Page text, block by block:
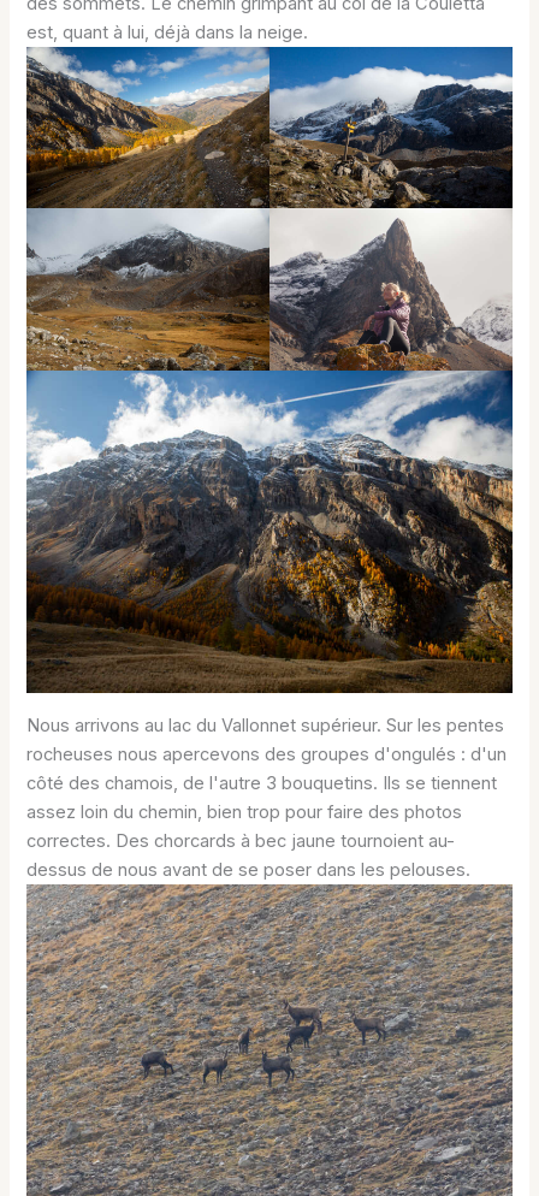
est, quant à lui, déjà dans la neige.
Nous arrivons au lac du Vallonnet supérieur. Sur les pentes
rocheuses nous apercevons des groupes d'ongulés : d'un
côté des chamois, de l'autre 3 bouquetins. Ils se tiennent
assez loin du chemin, bien trop pour faire des photos
correctes. Des chorcards à bec jaune tournoient au-
dessus de nous avant de se poser dans les pelouses.